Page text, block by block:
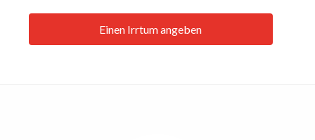
Einen Irrtum angeben